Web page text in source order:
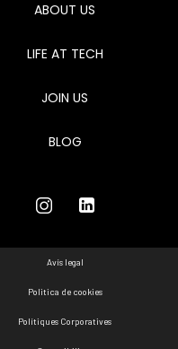
ABOUT US
LIFE AT TECH
JOIN US
BLOG
Avís legal
Politica de cookies
Polítiques Corporatives